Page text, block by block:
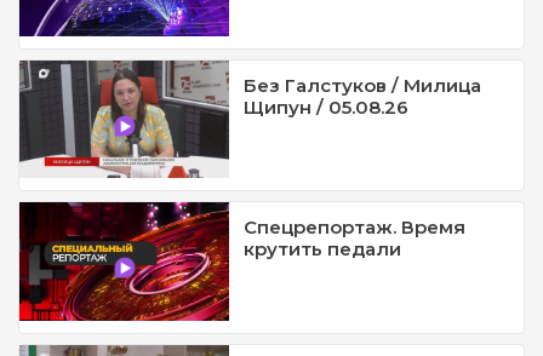
Без Галстуков / Милица
Щипун / 05.08.26
Спецрепортаж. Время
крутить педали